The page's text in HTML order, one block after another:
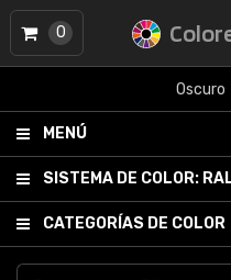
Oscuro
MENÚ
SISTEMA DE COLOR:
CATEGORÍAS DE COLOR
0